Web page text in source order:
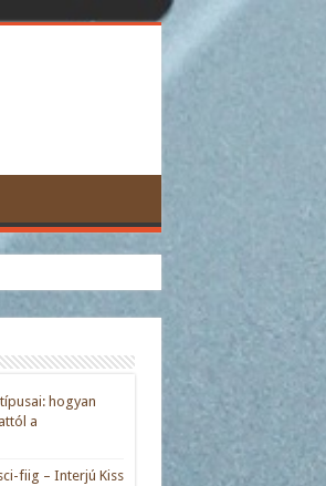
hogyan
a
fiig – Interjú Kiss